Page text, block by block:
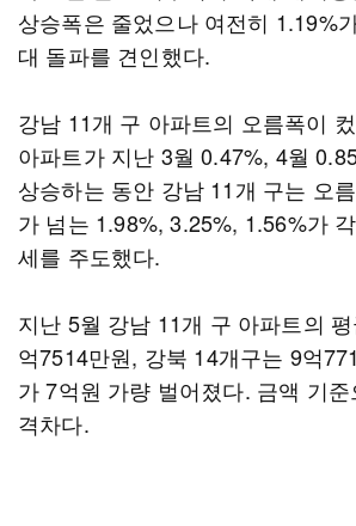
상승폭은 줄었으나 여전히 1.19%
대 돌파를 견인했다.
강남 11개 구 아파트의 오름폭이
아파트가 지난 3월 0.47%, 4월
상승하는 동안 강남 11개 구는 오
가 넘는 1.98%, 3.25%, 1.56%가
세를 주도했다.
지난 5월 강남 11개 구 아파트의
억7514만원, 강북 14개구는 9억
가 7억원 가량 벌어졌다. 금액 기
격차다.